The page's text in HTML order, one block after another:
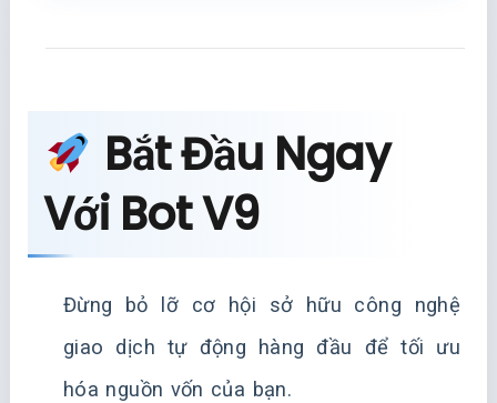
Bắt Đầu Ngay
Với Bot V9
Đừng bỏ lỡ cơ hội sở hữu công nghệ
giao dịch tự động hàng đầu để tối ưu
hóa nguồn vốn của bạn.